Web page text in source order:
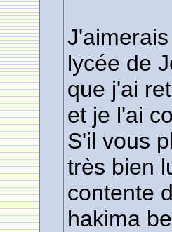
lycée de
que j'ai
et je l'ai
S'il vous
très bien
contente
hakima